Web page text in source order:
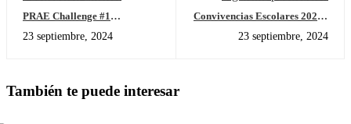
PRAE Challenge #1
ozono
23 septiembre, 2024
Convivencias Escolares 2024 -
23 septiembre, 2024
También te puede interesar